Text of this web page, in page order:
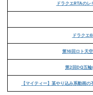
ドラクエRTAの
ドラクエ
第16回ロト天
第2回DQ五
【マイティー】某やり込み系動画